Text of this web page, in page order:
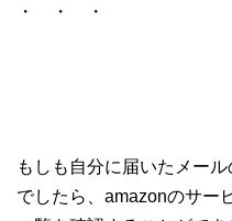
・ ・ ・
もしも自分に届いたメー
でしたら、amazonのサー